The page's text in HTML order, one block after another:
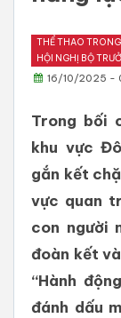
THỂ THAO
HỘI NGHỊ BỘ
16/10/2025 -
Trong bối
khu vực
gắn kết
vực quan
con người
đoàn kết
“Hành
đánh dấu